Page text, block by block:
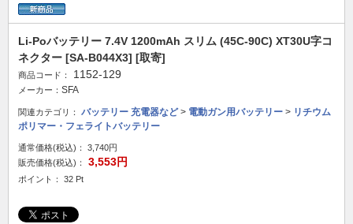
Li-Poバッテリー 7.4V 1200mAh スリム (45C-90C) XT30U字コ
ネクター [SA-B044X3] [取寄]
商品コード： 1152-129
メーカー： SFA
関連カテゴリ： バッテリー 充電器など> 電動ガン用バッテリー > リチウム
ポリマー・フェライトバッテリー
通常価格(税込)：
3,740円
販売価格(税込)：
3,553円
ポイント： 32 Pt